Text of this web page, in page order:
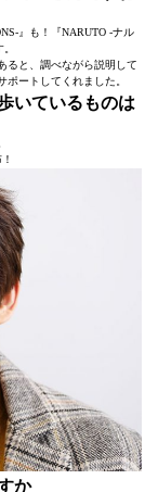
』も！『NARUTO -ナル
ると、調べながら説明して
ートしてくれました。
いているものは
か